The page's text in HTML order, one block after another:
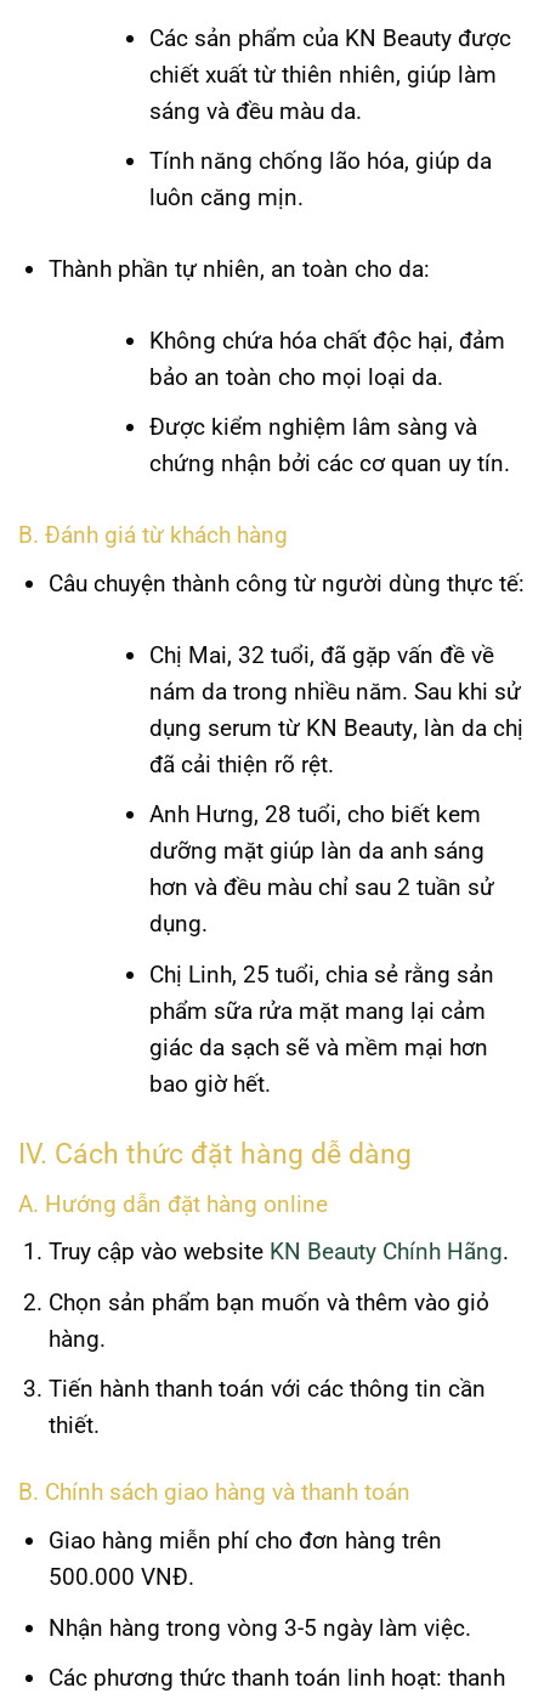
Các sản phẩm của KN Beautyđược
chiết xuất từ thiên nhiên, giúp làm
sáng và đều màu da.
Tính năng chống lão hóa, giúp da
luôn căng mịn.
Thành phần tự nhiên, an toàn cho da:
Không chứa hóa chất độc hại, đảm
bảo an toàn cho mọi loại da.
Được kiểm nghiệm lâm sàng và
chứng nhận bởi các cơ quan uy tín.
B. Đánh giá từ khách hàng
Câu chuyện thành công từ người dùng thực tế:
Chị Mai, 32 tuổi, đã gặp vấn đề về
nám da trong nhiều năm. Sau khi sử
dụng serum từ KN Beauty, làn da chị
đã cải thiện rõ rệt.
Anh Hưng, 28 tuổi, cho biết kem
dưỡng mặt giúp làn da anh sáng
hơn và đều màu chỉ sau 2 tuần sử
dụng.
Chị Linh, 25 tuổi, chia sẻ rằng sản
phẩm sữa rửa mặt mang lại cảm
giác da sạch sẽ và mềm mại hơn
bao giờ hết.
IV. Cách thức đặt hàng dễ dàng
A. Hướng dẫn đặt hàng online
Truy cập vào website KN Beauty Chính Hãng.
Chọn sản phẩm bạn muốn và thêm vào giỏ
hàng.
Tiến hành thanh toán với các thông tin cần
thiết.
B. Chính sách giao hàng và thanh toán
Giao hàng miễn phí cho đơn hàng trên
500.000 VNĐ.
Nhận hàng trong vòng 3-5 ngày làm việc.
Các phương thức thanh toán linh hoạt: thanh